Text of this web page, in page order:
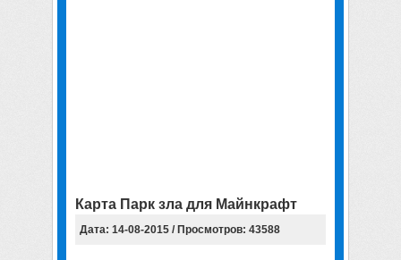
Карта Парк зла для Майнкрафт
Дата: 14-08-2015 / Просмотров: 43588